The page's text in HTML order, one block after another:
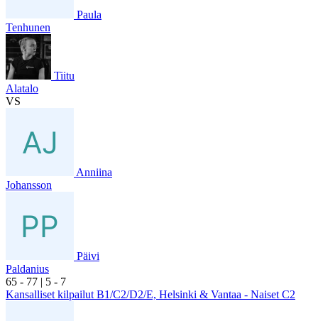
Paula
Tenhunen
Tiitu
Alatalo
VS
Anniina
Johansson
Päivi
Paldanius
65 - 77 | 5 - 7
Kansalliset kilpailut B1/C2/D2/E, Helsinki & Vantaa - Naiset C2